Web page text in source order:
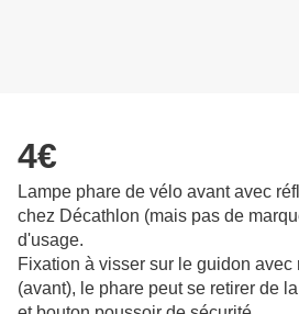
4€
Lampe phare de vélo avant avec
chez Décathlon (mais pas de
d'usage.
Fixation à visser sur le guidon avec
(avant), le phare peut se retirer de